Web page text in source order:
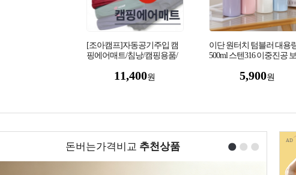
[조아캠프]자동공기주입 캠
핑에어매트/침낭/캠핑용품/
11,400원
이단 원터치 텀블러 대용
500ml 스텐316 이중진공
5,900원
돈버는가격비교 추천상품
AD